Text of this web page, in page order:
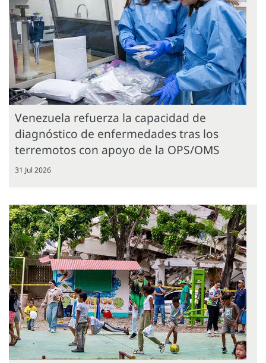
Venezuela refuerza la capacidad de
diagnóstico de enfermedades tras los
terremotos con apoyo de la OPS/OMS
31 Jul 2026